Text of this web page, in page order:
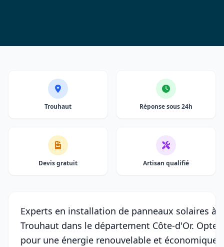
Trouhaut Réponse sous 24h
Devis gratuit Artisan qualifié
Experts en installation de panneaux solaires à
Trouhaut dans le département Côte-d'Or. Optez
pour une énergie renouvelable et économique